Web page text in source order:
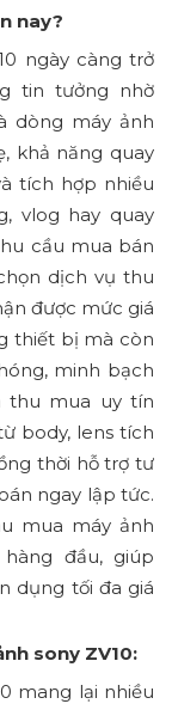
nay?
ngày càng trở
tin tưởng nhờ
dòng máy ảnh
khả năng quay
tích hợp nhiều
vlog hay quay
cầu mua bán
dịch vụ thu
được mức giá
thiết bị mà còn
minh bạch
thu mua uy tín
body, lens tích
thời hỗ trợ tư
ngay lập tức.
mua máy ảnh
đầu, giúp
dụng tối đa giá
sony ZV10:
mang lại nhiều